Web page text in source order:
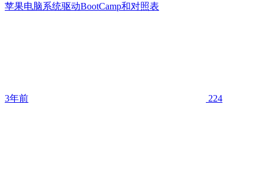
苹果电脑系统驱动BootCamp和对照表
3年前 224